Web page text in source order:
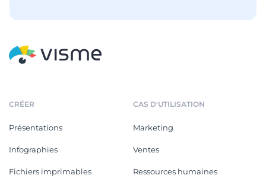
CRÉER
Présentations
Infographies
Fichiers imprimables
CAS D'UTILISATION
Marketing
Ventes
Ressources humaines